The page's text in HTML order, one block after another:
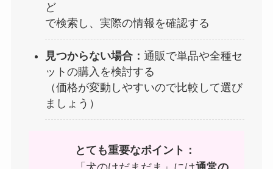
ど
で検索し、実際の情報を確認する
見つからない場合： 通販で単品や全種セ
ットの購入を検討する
（価格が変動しやすいので比較して選び
ましょう）
とても重要なポイント：